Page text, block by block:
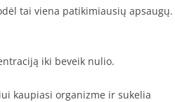
tai viena patikimiausių apsaugų.
iki beveik nulio.
kaupiasi organizme ir sukelia